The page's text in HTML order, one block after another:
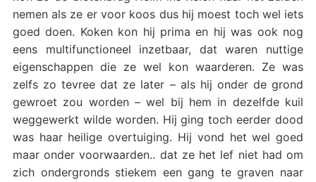
nemen als ze er voor koos dus hij moest toch wel iets
goed doen. Koken kon hij prima en hij was ook nog
eens multifunctioneel inzetbaar, dat waren nuttige
eigenschappen die ze wel kon waarderen. Ze was
zelfs zo tevree dat ze later – als hij onder de grond
gewroet zou worden – wel bij hem in dezelfde kuil
weggewerkt wilde worden. Hij ging toch eerder dood
was haar heilige overtuiging. Hij vond het wel goed
maar onder voorwaarden.. dat ze het lef niet had om
zich ondergronds stiekem een gang te graven naar